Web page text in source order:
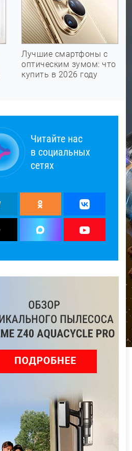
Лучшие смартфоны с
оптическим зумом: что
купить в 2026 году
Читайте нас
в социальных
сетях